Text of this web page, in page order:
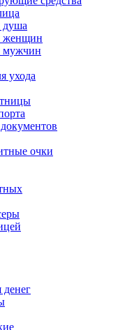
душа
женщин
мужчин
ухода
очки